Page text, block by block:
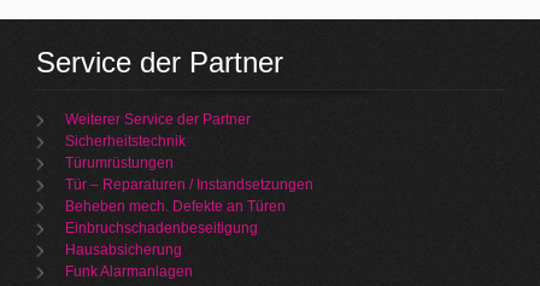
Service der Partner
Weiterer Service der Partner
Sicherheitstechnik
Türumrüstungen
Tür – Reparaturen / Instandsetzungen
Beheben mech. Defekte an Türen
Einbruchschadenbeseitigung
Hausabsicherung
Funk Alarmanlagen